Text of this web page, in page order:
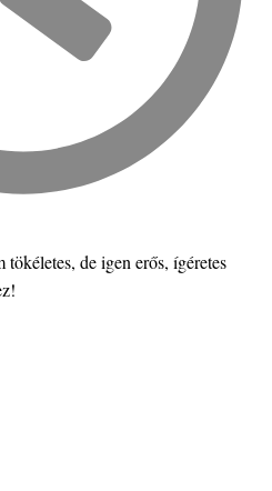
de igen erős, ígéretes